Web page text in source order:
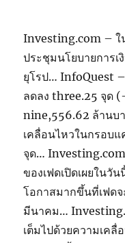
Investing.com – ใ
ประชุมนโยบายการเ
ยุโรป… InfoQuest
ลดลง three.25 จุด
nine,556.62 ล้านบ
เคลื่อนไหวในกรอบแ
จุด…
ของเฟดเปิดเผยในวั
โอกาสมากขึ้นที่เฟดจ
มีนาคม…
เต็มไปด้วยความเคลื่